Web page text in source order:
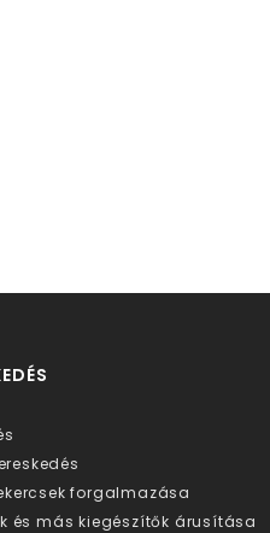
forgalmazása
és más kiegészítők árusítása